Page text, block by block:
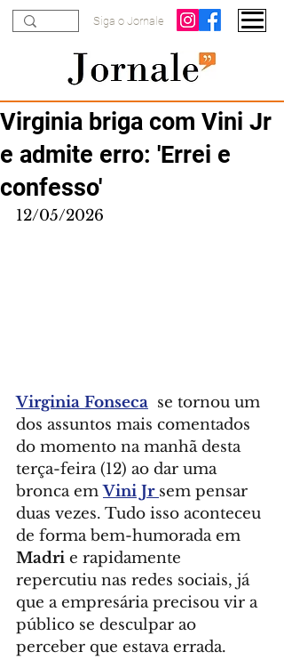
Siga o Jornale
Virginia briga com Vini Jr
e admite erro: 'Errei e
confesso'
12/05/2026
Virginia Fonseca se tornou um
dos assuntos mais comentados
do momento na manhã desta
terça-feira (12) ao dar uma
bronca em Vini Jr sem pensar
duas vezes. Tudo isso aconteceu
de forma bem-humorada em
Madri e rapidamente
repercutiu nas redes sociais, já
que a empresária precisou vir a
público se desculpar ao
perceber que estava errada.